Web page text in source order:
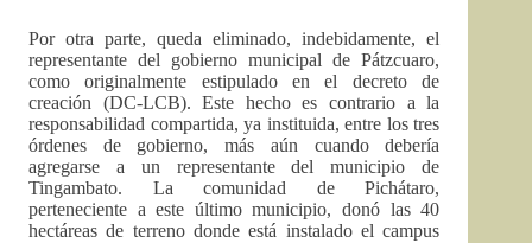
Por otra parte, queda eliminado, indebidamente, el
representante del gobierno municipal de Pátzcuaro,
como originalmente estipulado en el decreto de
creación (DC-LCB). Este hecho es contrario a la
responsabilidad compartida, ya instituida, entre los tres
órdenes de gobierno, más aún cuando debería
agregarse a un representante del municipio de
Tingambato. La comunidad de Pichátaro,
perteneciente a este último municipio, donó las 40
hectáreas de terreno donde está instalado el campus